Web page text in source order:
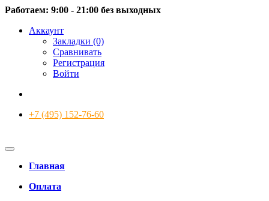
Работаем: 9:00 - 21:00 без выходных
Аккаунт
Закладки (0)
Сравнивать
Регистрация
Войти
+7 (495) 152-76-60
Главная
Оплата